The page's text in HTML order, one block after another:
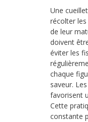
Une
récolter
de leur
doivent
éviter les
chaque
saveur.
favorisent
Cette
constante